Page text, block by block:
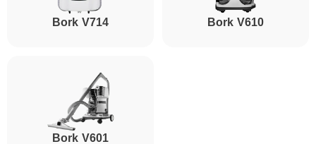
Bork V714 Bork V610
Bork V601